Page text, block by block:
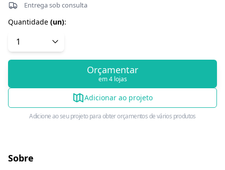
Entrega sob consulta
Quantidade (un):
Orçamentar
em 4 lojas
Adicionar ao projeto
Adicione ao seu projeto para obter orçamentos de vários produtos
Sobre